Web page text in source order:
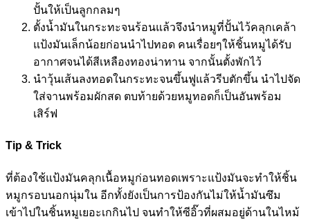
ปั้นให้เป็นลูกกลมๆ
ตั้งน้ำมันในกระทะจนร้อนแล้วจึงนำหมูที่ปั้นไว้คลุกเคล้า
แป้งมันเล็กน้อยก่อนนำไปทอด คนเรื่อยๆให้ชิ้นหมูได้รับ
อากาศจนได้สีเหลืองทองน่าทาน จากนั้นตั้งพักไว้
นำวุ้นเส้นลงทอดในกระทะจนขึ้นฟูแล้วรีบตักขึ้น นำไปจัด
ใส่จานพร้อมผักสด ตบท้ายด้วยหมูทอดก็เป็นอันพร้อม
เสิร์ฟ
Tip & Trick
ที่ต้องใช้แป้งมันคลุกเนื้อหมูก่อนทอดเพราะแป้งมันจะทำให้ชิ้น
หมูกรอบนอกนุ่มใน อีกทั้งยังเป็นการป้องกันไม่ให้น้ำมันซึม
เข้าไปในชิ้นหมูเยอะเกกินไป จนทำให้ซีอิ๊วที่ผสมอยู่ด้านในไหม้